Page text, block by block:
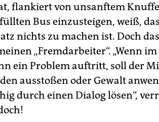
flankiert von unsanftem
Bus einzusteigen, weiß,
nichts zu machen ist. Doch
„Fremdarbeiter“. „Wenn
ein Problem auftritt, soll der
ausstoßen oder Gewalt
durch einen Dialog lösen“,